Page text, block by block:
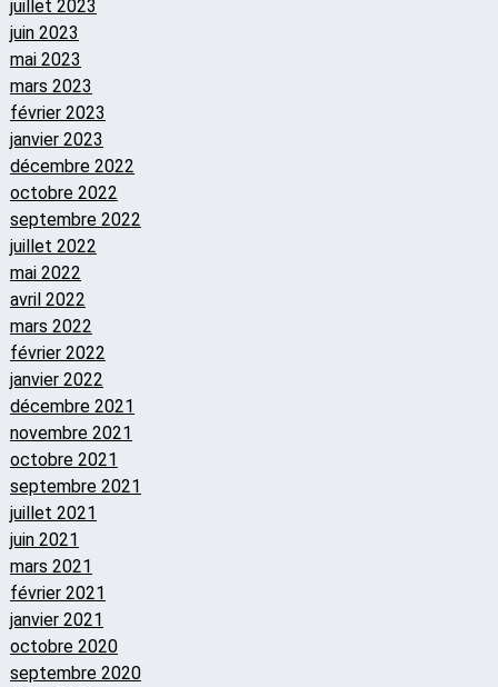
juillet 2023
juin 2023
mai 2023
mars 2023
février 2023
janvier 2023
décembre 2022
octobre 2022
septembre 2022
juillet 2022
mai 2022
avril 2022
mars 2022
février 2022
janvier 2022
décembre 2021
novembre 2021
octobre 2021
septembre 2021
juillet 2021
juin 2021
mars 2021
février 2021
janvier 2021
octobre 2020
septembre 2020